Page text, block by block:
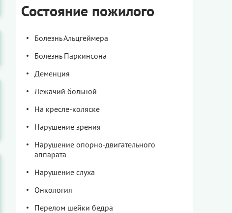
Состояние пожилого
Болезнь Альцгеймера
Болезнь Паркинсона
Деменция
Лежачий больной
На кресле-коляске
Нарушение зрения
Нарушение опорно-двигательного
аппарата
Нарушение слуха
Онкология
Перелом шейки бедра